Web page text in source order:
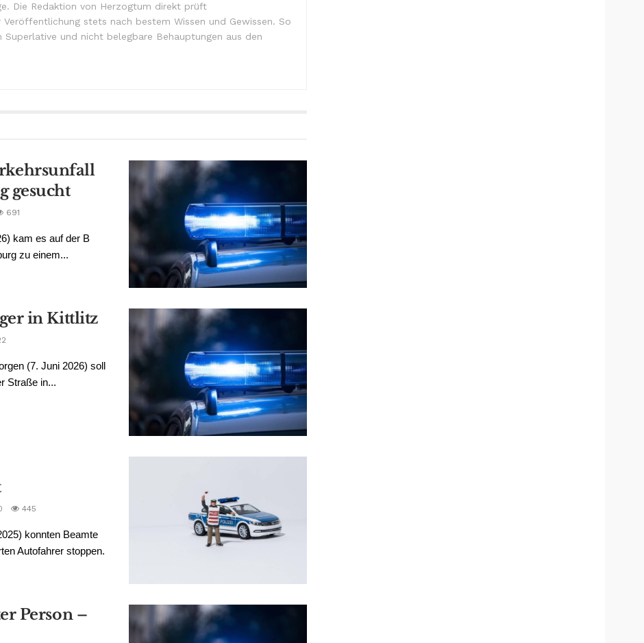
Die Redaktion von Herzogtum direkt prüft
Veröffentlichung stets nach bestem Wissen und Gewissen. So
Superlative und nicht belegbare Behauptungen aus den
gesucht
691
kam es auf der B
zu einem...
in Kittlitz
(7. Juni 2026) soll
Straße in...
445
konnten Beamte
Autofahrer stoppen.
Person –